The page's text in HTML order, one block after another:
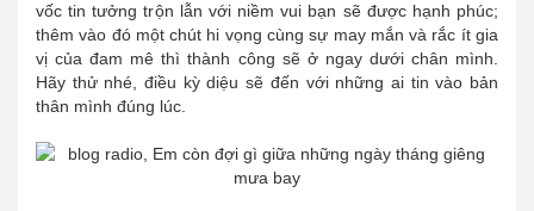
vốc tin tưởng trộn lẫn với niềm vui bạn sẽ được hạnh phúc;
thêm vào đó một chút hi vọng cùng sự may mắn và rắc ít gia
vị của đam mê thì thành công sẽ ở ngay dưới chân mình.
Hãy thử nhé, điều kỳ diệu sẽ đến với những ai tin vào bản
thân mình đúng lúc.